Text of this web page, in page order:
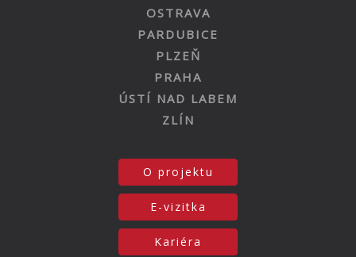
OSTRAVA
PARDUBICE
PLZEŇ
PRAHA
ÚSTÍ NAD LABEM
ZLÍN
O projektu
E-vizitka
Kariéra